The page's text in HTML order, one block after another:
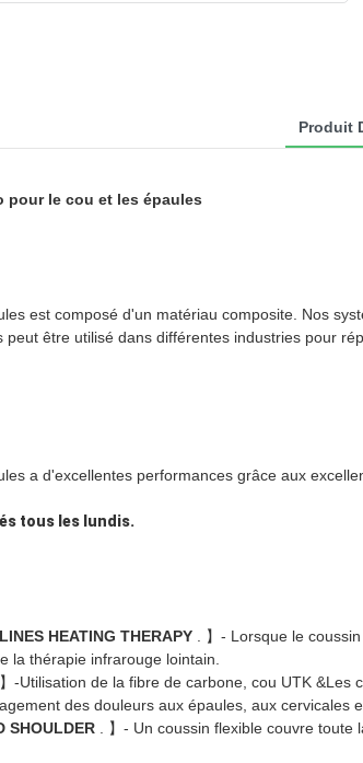
Produit
le cou et les épaules
est composé d'un matériau composite. Nos
être utilisé dans différentes industries pour
a d'excellentes performances grâce aux
tous les lundis.
HEATING THERAPY
. 】- Lorsque le
la thérapie infrarouge lointain.
】-Utilisation de la fibre de carbone, cou UTK
des douleurs aux épaules, aux cervicales
SHOULDER
. 】- Un coussin flexible couvre